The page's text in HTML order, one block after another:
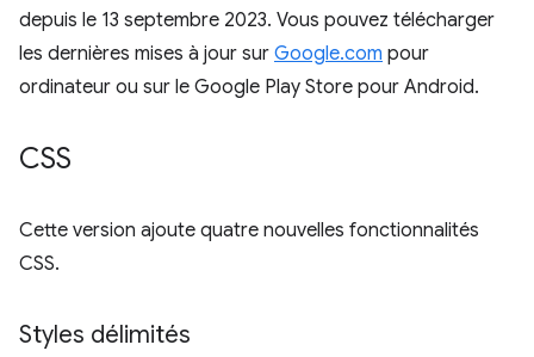
depuis le 13 septembre 2023. Vous pouvez télécharger
les dernières mises à jour sur Google.com pour
ordinateur ou sur le Google Play Store pour Android.
CSS
Cette version ajoute quatre nouvelles fonctionnalités
CSS.
Styles délimités